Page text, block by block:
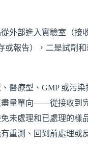
外部進入實驗室（接
報告），二是試劑和
醫療型、GMP 或污染
盡量單向——從接收到
未處理和已處理的樣
重測、回到前處理或